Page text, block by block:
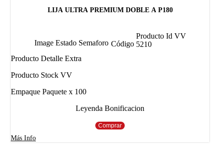
LIJA ULTRA PREMIUM DOBLE A P180
Image Estado Semaforo Código
Producto Id VV
5210
Producto Detalle Extra
Producto Stock VV
Empaque Paquete x 100
Leyenda Bonificacion
Comprar
Más Info